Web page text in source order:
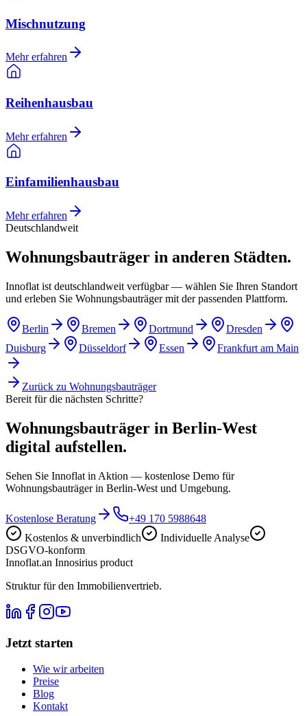
Mischnutzung
Mehr erfahren
Reihenhausbau
Mehr erfahren
Einfamilienhausbau
Mehr erfahren
Deutschlandweit
Wohnungsbauträger in anderen Städten.
Innoflat ist deutschlandweit verfügbar — wählen Sie Ihren Standort
und erleben Sie Wohnungsbauträger mit der passenden Plattform.
Berlin Bremen Dortmund
Dresden
Duisburg
Düsseldorf Essen Frankfurt am Main
Zurück zu Wohnungsbauträger
Bereit für die nächsten Schritte?
Wohnungsbauträger in Berlin-West
digital aufstellen.
Sehen Sie Innoflat in Aktion — kostenlose Demo für
Wohnungsbauträger in Berlin-West und Umgebung.
Kostenlose Beratung
+49 170 5988648
Kostenlos & unverbindlich
Individuelle Analyse
DSGVO-konform
Innoflat.an Innosirius product
Struktur für den Immobilienvertrieb.
Jetzt starten
Wie wir arbeiten
Preise
Blog
Kontakt